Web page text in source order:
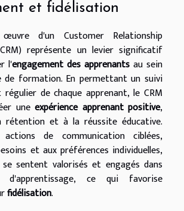
et fidélisation
d'un Customer Relationship
représente un levier significatif
l'engagement des apprenants au sein
de formation. En permettant un suivi
de chaque apprenant, le CRM
une expérience apprenant positive,
rétention et à la réussite éducative.
de communication ciblées,
et aux préférences individuelles,
sentent valorisés et engagés dans
d'apprentissage, ce qui favorise
fidélisation.